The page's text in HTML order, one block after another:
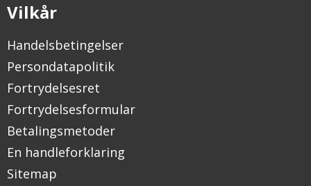
Vilkår
Handelsbetingelser
Persondatapolitik
Fortrydelsesret
Fortrydelsesformular
Betalingsmetoder
En handleforklaring
Sitemap